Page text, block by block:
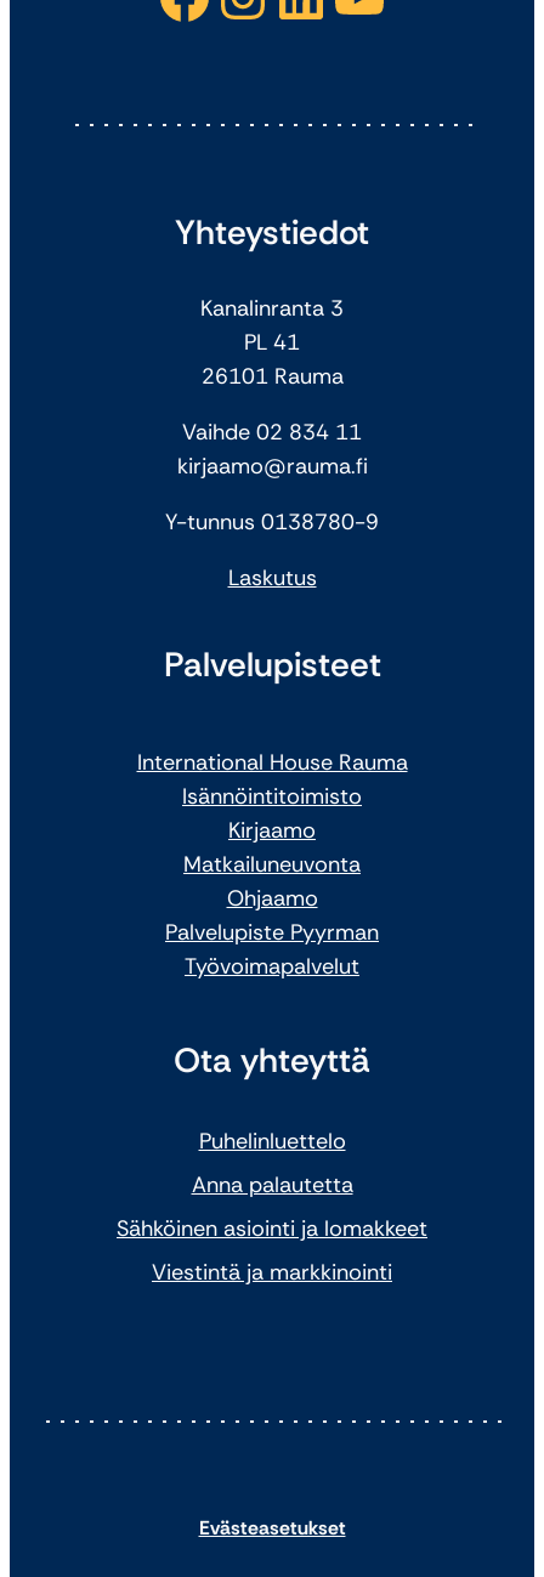
Yhteystiedot
Kanalinranta 3
PL 41
26101 Rauma
Vaihde 02 834 11
kirjaamo@rauma.fi
Y-tunnus 0138780-9
Laskutus
Palvelupisteet
International House Rauma
Isännöintitoimisto
Kirjaamo
Matkailuneuvonta
Ohjaamo
Palvelupiste Pyyrman
Työvoimapalvelut
Ota yhteyttä
Puhelinluettelo
Anna palautetta
Sähköinen asiointi ja lomakkeet
Viestintä ja markkinointi
Evästeasetukset